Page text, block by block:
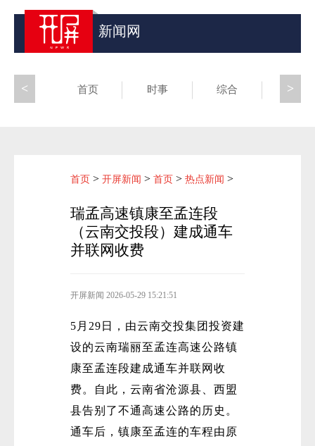
新闻网
首页 时事 综合 昆滇
>
<
首页 > 开屏新闻 > 首页 > 热点新闻 >
瑞孟高速镇康至孟连段
（云南交投段）建成通车
并联网收费
开屏新闻 2026-05-29 15:21:51
5月29日，由云南交投集团投资建
设的云南瑞丽至孟连高速公路镇
康至孟连段建成通车并联网收
费。自此，云南省沧源县、西盟
县告别了不通高速公路的历史。
通车后，镇康至孟连的车程由原